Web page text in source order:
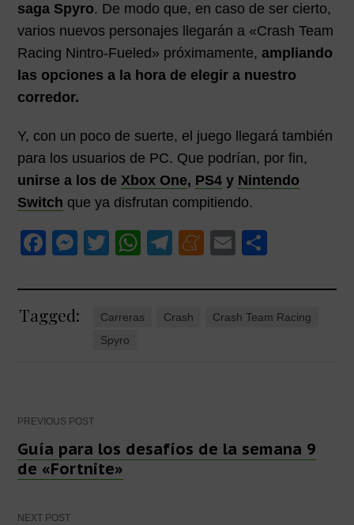
saga Spyro. De modo que, en caso de ser cierto,
varios nuevos personajes llegarán a «Crash Team
Racing Nintro-Fueled» próximamente,ampliando
las opciones a la hora de elegir a nuestro
corredor.
Y, con un poco de suerte, el juego llegará también
para los usuarios de PC. Que podrían, por fin,
unirse a los deXbox One, PS4 y Nintendo
Switch que ya disfrutan compitiendo.
F
c
e
k
M
ss
e
T
tt
er
W
at
s
T
e
gr
M
n
e
E
ail m
p
Tagged: Carreras Crash
Crash Team Racing
Spyro
Post
navigation
PREVIOUS POST
Guía para los desafíos de la semana 9
de «Fortnite»
NEXT POST